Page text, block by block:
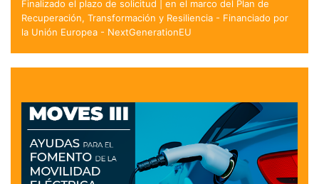
Finalizado el plazo de solicitud | en el marco del Plan de
Recuperación, Transformación y Resiliencia - Financiado por
la Unión Europea - NextGenerationEU